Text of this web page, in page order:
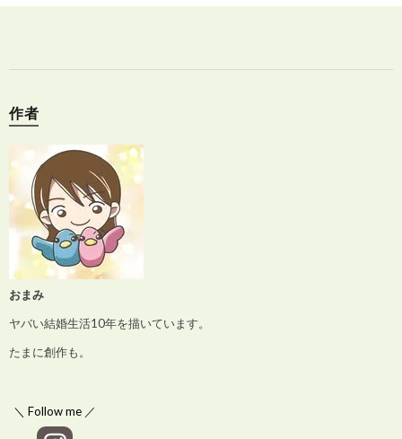
作者
おまみ
ヤバい結婚生活10年を描いています。
たまに創作も。
＼ Follow me ／